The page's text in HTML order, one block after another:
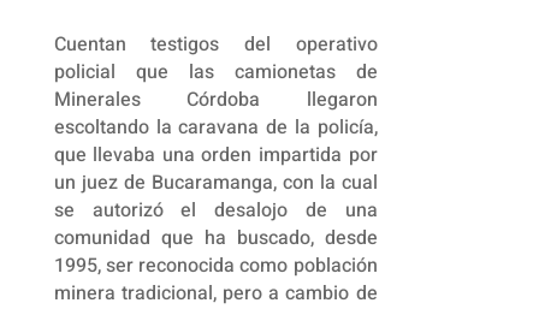
Cuentan testigos del operativo
policial que las camionetas de
Minerales Córdoba llegaron
escoltando la caravana de la policía,
que llevaba una orden impartida por
un juez de Bucaramanga, con la cual
se autorizó el desalojo de una
comunidad que ha buscado, desde
1995, ser reconocida como población
minera tradicional, pero a cambio de